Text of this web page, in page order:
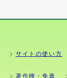
サイトの使い方
著作権・免責